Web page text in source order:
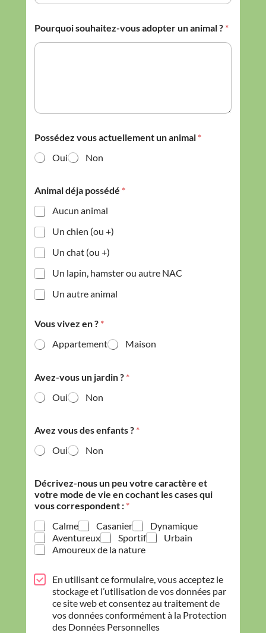
Pourquoi souhaitez-vous adopter un animal ? *
c
t
u
l
e
m
e
n
i
m
l
o
Possédez vous actuellement un animal *
Oui
Non
Animal déja possédé *
Aucun animal
Un chien (ou +)
Un chat (ou +)
Un lapin, hamster ou autre NAC
Un autre animal
Vous vivez en ? *
Appartement
Maison
Avez-vous un jardin ? *
Oui
Non
Avez vous des enfants ? *
Oui
Non
Décrivez-nous un peu votre caractère et
votre mode de vie en cochant les cases qui
vous correspondent : *
Calme
Casanier
Dynamique
Aventureux
Sportif
Urbain
Amoureux de la nature
P
En utilisant ce formulaire, vous acceptez le
stockage et l’utilisation de vos données par
ce site web et consentez au traitement de
vos données conformément à la Protection
des Données Personnelles